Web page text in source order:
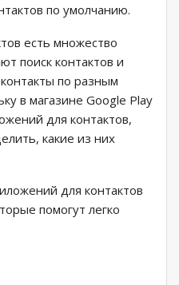
по умолчанию.
есть множество
поиск контактов и
по разным
в магазине Google Play
для контактов,
какие из них
для контактов
помогут легко